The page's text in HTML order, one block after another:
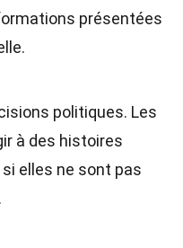
présentées
politiques. Les
à des histoires
elles ne sont pas